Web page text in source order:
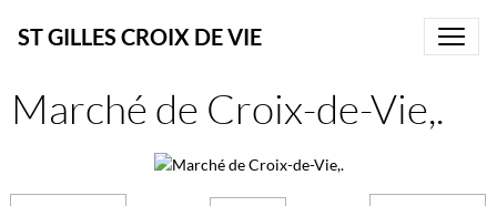
ST GILLES CROIX DE VIE
Marché de Croix-de-Vie,.